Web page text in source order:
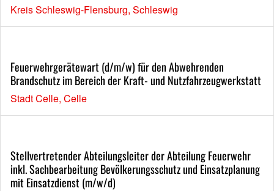
Kreis Schleswig-Flensburg, Schleswig
Feuerwehrgerätewart (d/m/w) für den Abwehrenden
Brandschutz im Bereich der Kraft- und Nutzfahrzeugwerkstatt
Stadt Celle, Celle
Stellvertretender Abteilungsleiter der Abteilung Feuerwehr
inkl. Sachbearbeitung Bevölkerungsschutz und Einsatzplanung
mit Einsatzdienst (m/w/d)